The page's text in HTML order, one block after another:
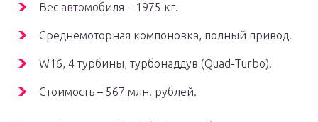
Вес автомобиля – 1975 кг.
Среднемоторная компоновка, полный привод.
W16, 4 турбины, турбонаддув (Quad-Turbo).
Стоимость – 567 млн. рублей.